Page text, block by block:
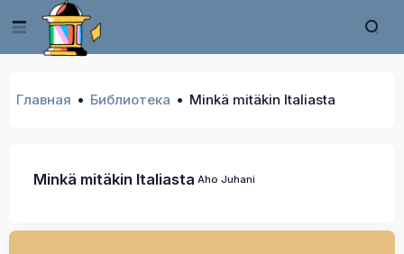
Главная Библиотека Minkä mitäkin Italiasta
Minkä mitäkin Italiasta Aho Juhani